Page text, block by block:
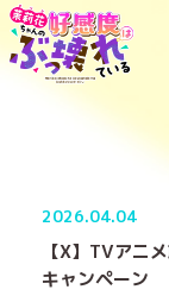
2026.04.04
【X】TVアニ
キャンペーン